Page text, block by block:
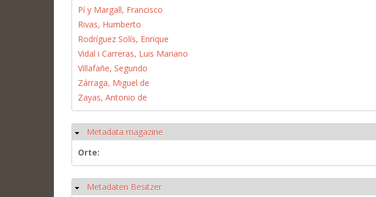
Pí y Margall, Francisco
Rivas, Humberto
Rodríguez Solís, Enrique
Vidal i Carreras, Luis Mariano
Villafañe, Segundo
Zárraga, Miguel de
Zayas, Antonio de
Ausblenden
Metadata magazine
Orte:
Ausblenden
Metadaten Besitzer